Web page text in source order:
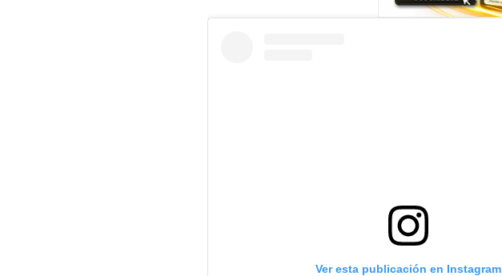
Ver esta publicación en Instagram